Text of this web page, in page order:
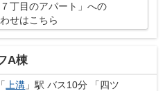
丁目のアパート」への
せはこちら
A棟
「 上溝 」駅 バス10分 「四ツ